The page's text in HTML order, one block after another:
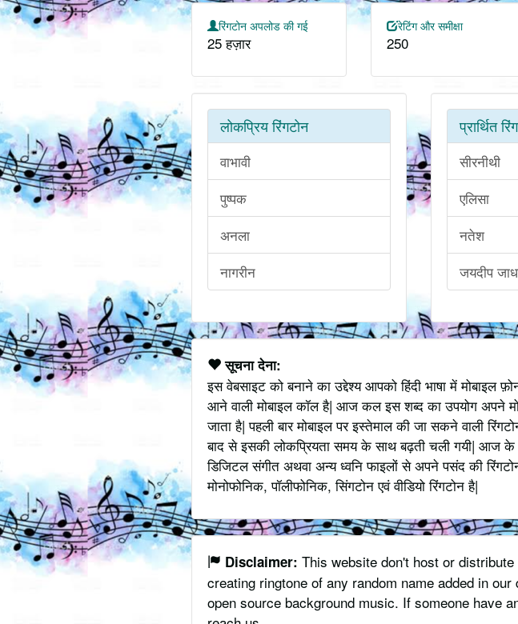
रिंगटोन अपलोड की गई
25 हज़ार
रेटिंग और समीक्षा
250
लोकप्रिय रिंगटोन
वाभावी
पुष्पक
अनला
नागरीन
प्रार्थित
सीरनीथी
एलिसा
नतेश
जयदीप
सूचना देना:
इस वेबसाइट को बनाने का उद्देश्य आपको हिंदी भाषा में मोबाइल
आने वाली मोबाइल कॉल है| आज कल इस शब्द का उपयोग अपने
जाता है| पहली बार मोबाइल पर इस्तेमाल की जा सकने वाली
बाद से इसकी लोकप्रियता समय के साथ बढ़ती चली गयी| आज के
डिजिटल संगीत अथवा अन्य ध्वनि फाइलों से अपने पसंद की
मोनोफोनिक, पॉलीफोनिक, सिंगटोन एवं वीडियो रिंगटोन है|
Disclaimer: This website don't host or
creating ringtone of any random name added in
open source background music. If someone have